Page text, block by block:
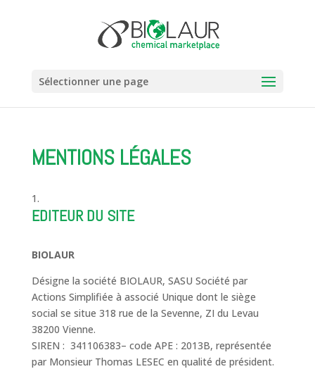
Sélectionner une page
MENTIONS LÉGALES
EDITEUR DU SITE
BIOLAUR
Désigne la société BIOLAUR, SASU Société par
Actions Simplifiée à associé Unique dont le siège
social se situe 318 rue de la Sevenne, ZI du Levau
38200 Vienne.
SIREN : 341106383– code APE : 2013B, représentée
par Monsieur Thomas LESEC en qualité de président.